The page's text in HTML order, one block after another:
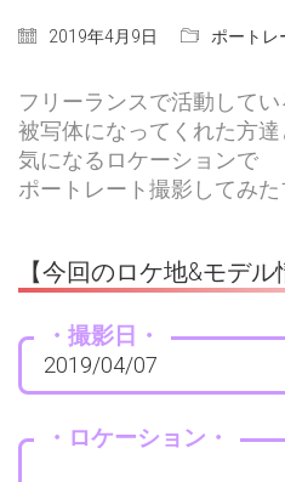
2019年4月9日 ポートレ
フリーランスで活動して
被写体になってくれた方達
気になるロケーションで
ポートレート撮影してみた
【今回のロケ地&モデル
・撮影日・
2019/04/07
・ロケーション・